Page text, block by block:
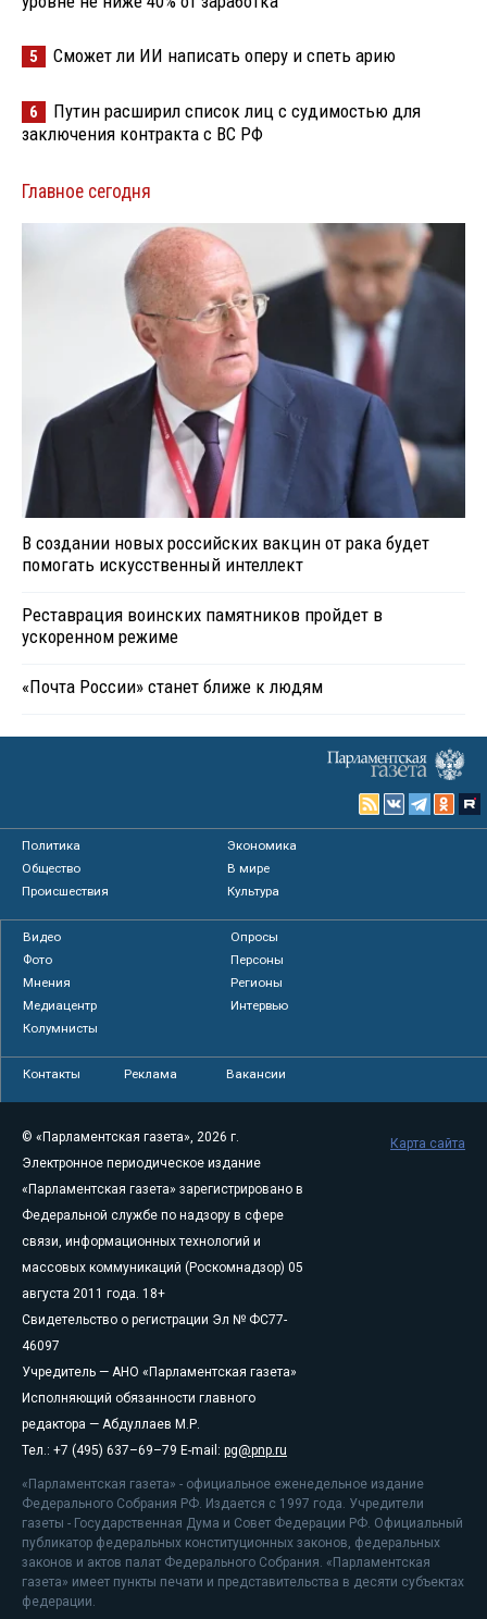
5 Сможет ли ИИ написать оперу и спеть арию
6
Путин расширил список лиц с судимостью для
заключения контракта с ВС РФ
Главное сегодня
В создании новых российских вакцин от рака будет
помогать искусственный интеллект
Реставрация воинских памятников пройдет в
ускоренном режиме
«Почта России» станет ближе к людям
Политика
Экономика
Общество
В мире
Происшествия
Культура
Видео
Опросы
Фото
Персоны
Мнения
Регионы
Медиацентр
Интервью
Колумнисты
Контакты Реклама Вакансии
© «Парламентская газета», 2026 г.
Электронное периодическое издание
«Парламентская газета» зарегистрировано в
Федеральной службе по надзору в сфере
связи, информационных технологий и
массовых коммуникаций (Роскомнадзор) 05
августа 2011 года. 18+
Свидетельство о регистрации Эл № ФС77-
46097
Учредитель — АНО «Парламентская газета»
Исполняющий обязанности главного
редактора — Абдуллаев М.Р.
Тел.: +7 (495) 637–69–79 E-mail: pg@pnp.ru
«Парламентская газета» - официальное еженедельное издание
Федерального Собрания РФ. Издается с 1997 года. Учредители
газеты - Государственная Дума и Совет Федерации РФ. Официальный
публикатор федеральных конституционных законов, федеральных
законов и актов палат Федерального Собрания. «Парламентская
газета» имеет пункты печати и представительства в десяти субъектах
федерации.
Карта сайта